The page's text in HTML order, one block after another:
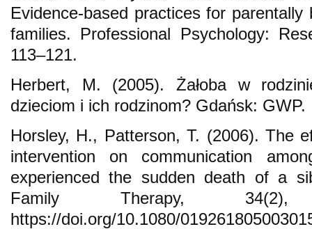
Evidence-based practices for
families. Professional Psychology:
113–121.
Herbert, M. (2005). Żałoba w
dzieciom i ich rodzinom? Gdańsk: GWP.
Horsley, H., Patterson, T. (2006). The
intervention on communication
experienced the sudden death of a
Family Therapy,
https://doi.org/10.1080/